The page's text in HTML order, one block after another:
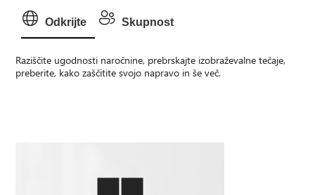
Odkrijte Skupnost
Raziščite ugodnosti naročnine, prebrskajte izobraževalne tečaje,
preberite, kako zaščitite svojo napravo in še več.